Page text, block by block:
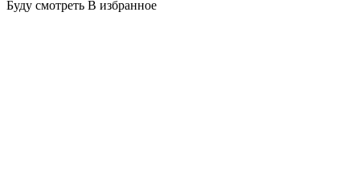
Буду смотреть В избранное